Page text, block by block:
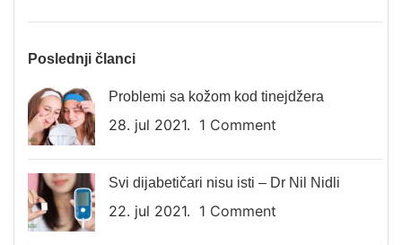
Poslednji članci
Problemi sa kožom kod tinejdžera
28. jul 2021. 1 Comment
Svi dijabetičari nisu isti – Dr Nil Nidli
22. jul 2021. 1 Comment